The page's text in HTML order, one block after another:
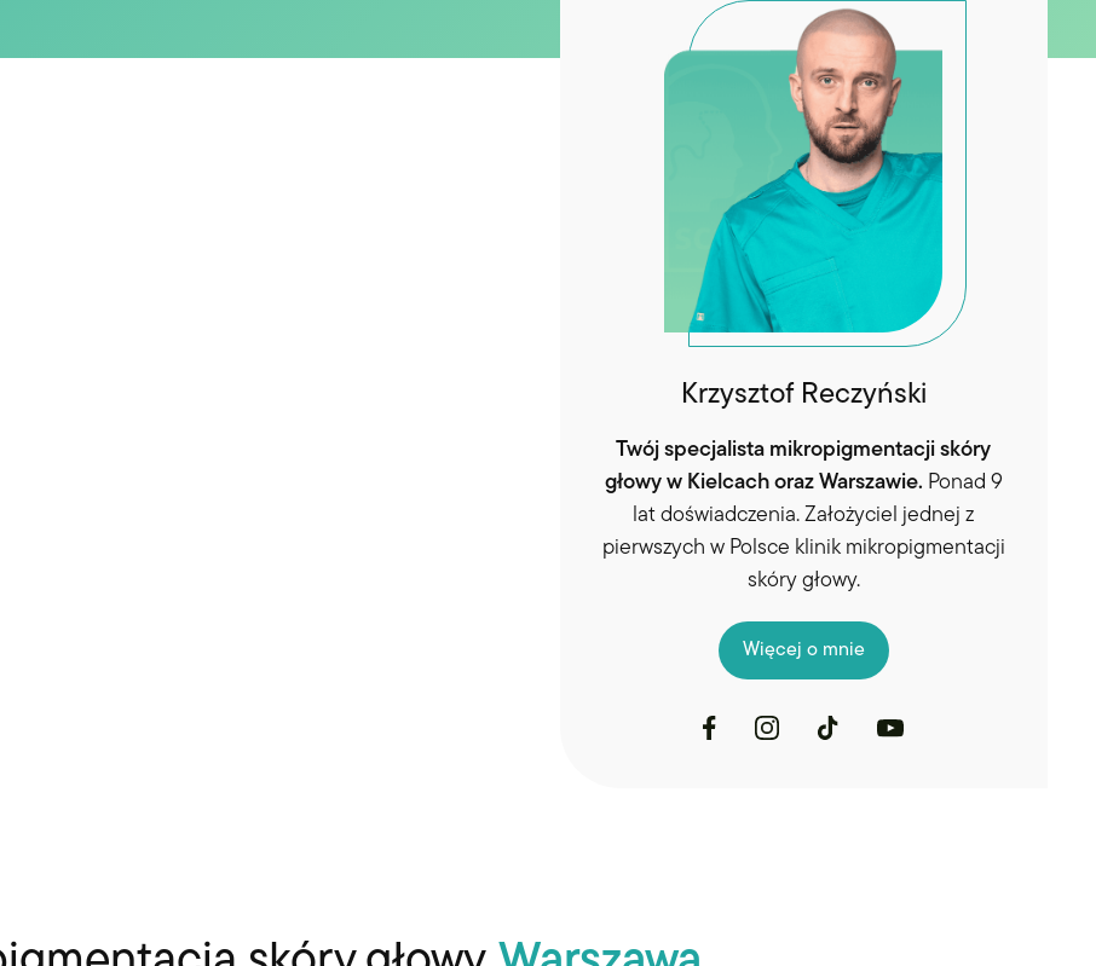
Krzysztof Reczyński
Twój specjalista mikropigmentacji skóry
głowy w Kielcach oraz Warszawie. Ponad 9
lat doświadczenia. Założyciel jednej z
pierwszych w Polsce klinik mikropigmentacji
skóry głowy.
Więcej o mnie